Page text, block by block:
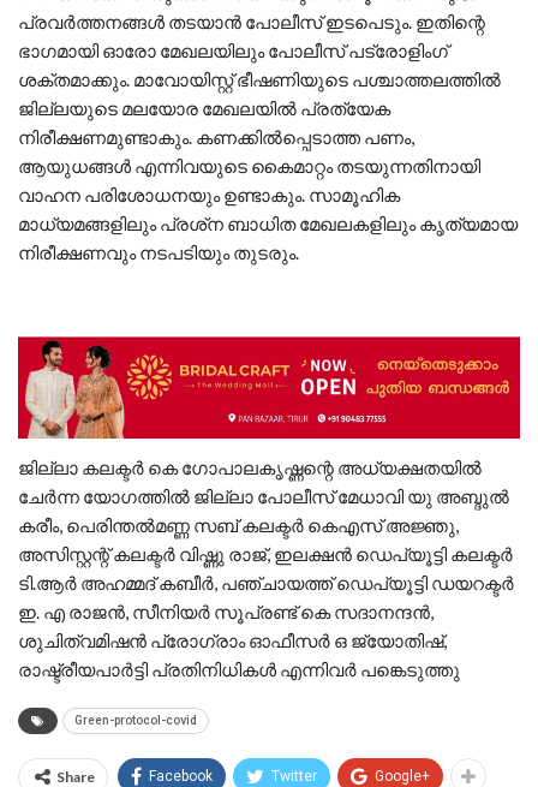
പ്രവര്‍ത്തനങ്ങള്‍ തടയാന്‍ പോലീസ് ഇടപെടും. ഇതിന്റെ
ഭാഗമായി ഓരോ മേഖലയിലും പോലീസ് പട്രോളിംഗ്
ശക്തമാക്കും. മാവോയിസ്റ്റ് ഭീഷണിയുടെ പശ്ചാത്തലത്തില്‍
ജില്ലയുടെ മലയോര മേഖലയില്‍ പ്രത്യേക
നിരീക്ഷണമുണ്ടാകും. കണക്കില്‍പ്പെടാത്ത പണം,
ആയുധങ്ങള്‍ എന്നിവയുടെ കൈമാറ്റം തടയുന്നതിനായി
വാഹന പരിശോധനയും ഉണ്ടാകും. സാമൂഹിക
മാധ്യമങ്ങളിലും പ്രശ്‌ന ബാധിത മേഖലകളിലും കൃത്യമായ
നിരീക്ഷണവും നടപടിയും തുടരും.
ജില്ലാ കലക്ടര്‍ കെ ഗോപാലകൃഷ്ണന്റെ അധ്യക്ഷതയില്‍
ചേര്‍ന്ന യോഗത്തില്‍ ജില്ലാ പോലീസ് മേധാവി യു അബ്ദുല്‍
കരീം, പെരിന്തല്‍മണ്ണ സബ് കലക്ടര്‍ കെഎസ് അജ്ഞു,
അസിസ്റ്റന്റ് കലക്ടര്‍ വിഷ്ണു രാജ്, ഇലക്ഷന്‍ ഡെപ്യൂട്ടി കലക്ടര്‍
ടി.ആര്‍ അഹമ്മദ് കബീര്‍, പഞ്ചായത്ത് ഡെപ്യൂട്ടി ഡയറക്ടര്‍
ഇ. എ രാജന്‍, സീനിയര്‍ സൂപ്രണ്ട് കെ സദാനന്ദന്‍,
ശുചിത്വമിഷന്‍ പ്രോഗ്രാം ഓഫീസര്‍ ഒ ജ്യോതിഷ്,
രാഷ്ട്രീയപാര്‍ട്ടി പ്രതിനിധികള്‍ എന്നിവര്‍ പങ്കെടുത്തു
Green-protocol-covid
Share Facebook Twitter Google+